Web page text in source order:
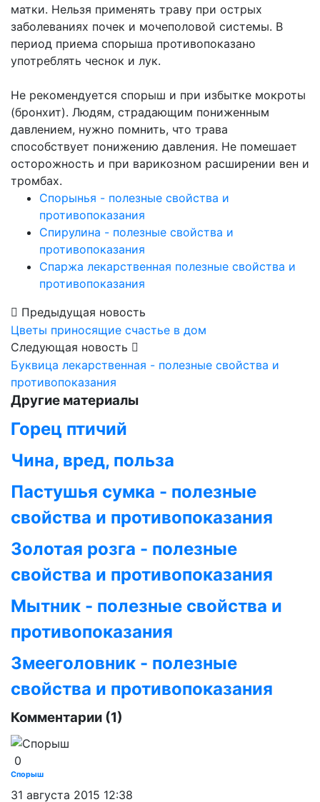
матки. Нельзя применять траву при острых
заболеваниях почек и мочеполовой системы. В
период приема спорыша противопоказано
употреблять чеснок и лук.
Не рекомендуется спорыш и при избытке мокроты
(бронхит). Людям, страдающим пониженным
давлением, нужно помнить, что трава
способствует понижению давления. Не помешает
осторожность и при варикозном расширении вен и
тромбах.
Спорынья - полезные свойства и
противопоказания
Спирулина - полезные свойства и
противопоказания
Спаржа лекарственная полезные свойства и
противопоказания
Предыдущая новость
Цветы приносящие счастье в дом
Следующая новость
Буквица лекарственная - полезные свойства и
противопоказания
Другие материалы
Горец птичий
Чина, вред, польза
Пастушья сумка - полезные
свойства и противопоказания
Золотая розга - полезные
свойства и противопоказания
Мытник - полезные свойства и
противопоказания
Змееголовник - полезные
свойства и противопоказания
Комментарии (1)
0
Спорыш
31 августа 2015 12:38